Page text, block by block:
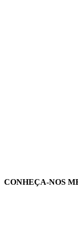
CONHEÇA-NOS